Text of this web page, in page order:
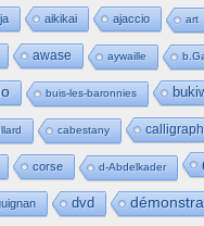
aikikai ajaccio art
awase aywaille
buis-les-baronnies
cabestany
corse d-Abdelkader
dvd